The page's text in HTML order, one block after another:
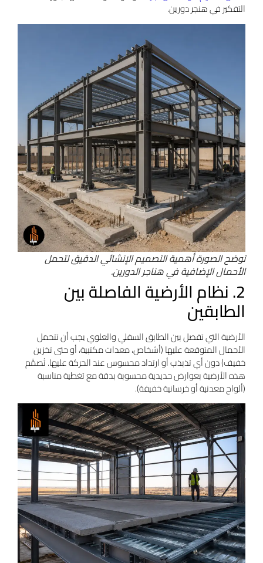
التفكير في هنجر دورين.
توضح الصورة أهمية التصميم الإنشائي الدقيق لتحمل
الأحمال الإضافية في هناجر الدورين.
2. نظام الأرضية الفاصلة بين
الطابقين
الأرضية التي تفصل بين الطابق السفلي والعلوي يجب أن تتحمل
الأحمال المتوقعة عليها (أشخاص، معدات مكتبية، أو حتى تخزين
خفيف) دون أي تذبذب أو ارتداد محسوس عند الحركة عليها. تُصمَّم
هذه الأرضية بعوارض حديدية محسوبة بدقة مع تغطية مناسبة
(ألواح معدنية أو خرسانية خفيفة).